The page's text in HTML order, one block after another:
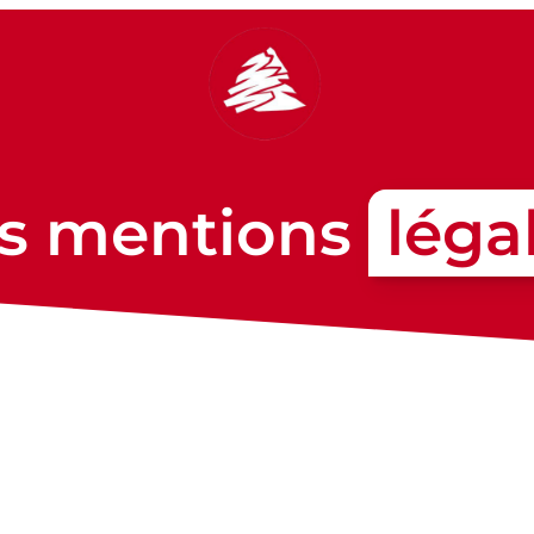
mentions